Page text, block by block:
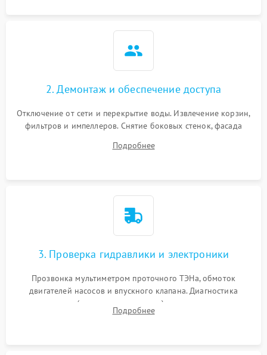
2. Демонтаж и обеспечение доступа
Отключение от сети и перекрытие воды. Извлечение корзин,
фильтров и импеллеров. Снятие боковых стенок, фасада
циркуляционному насосу, ТЭНу и сливной помпе.
Подробнее
3. Проверка гидравлики и электроники
Прозвонка мультиметром проточного ТЭНа, обмоток
двигателей насосов и впускного клапана. Диагностика
прессостата (датчика уровня воды), датчика мутности,
концевика дверцы и электронного модуля управления.
Подробнее